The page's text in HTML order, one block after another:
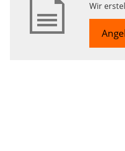
Wir